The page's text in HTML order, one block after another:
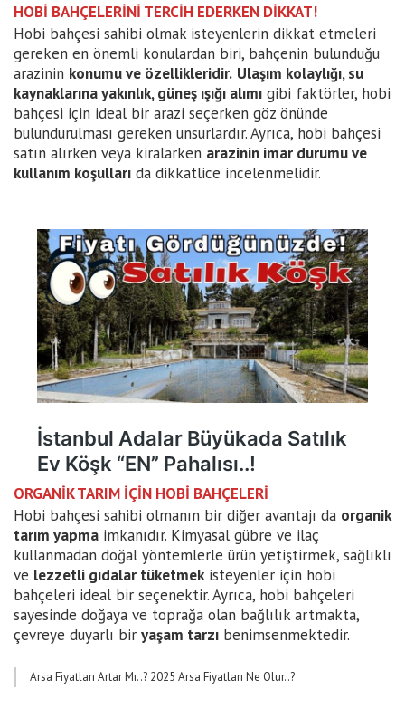
HOBİ BAHÇELERİNİ TERCİH EDERKEN DİKKAT!
Hobi bahçesi sahibi olmak isteyenlerin dikkat etmeleri
gereken en önemli konulardan biri, bahçenin bulunduğu
arazinin konumu ve özellikleridir. Ulaşım kolaylığı, su
kaynaklarına yakınlık, güneş ışığı alımı gibi faktörler, hobi
bahçesi için ideal bir arazi seçerken göz önünde
bulundurulması gereken unsurlardır. Ayrıca, hobi bahçesi
satın alırken veya kiralarken arazinin imar durumu ve
kullanım koşulları da dikkatlice incelenmelidir.
ORGANİK TARIM İÇİN HOBİ BAHÇELERİ
Hobi bahçesi sahibi olmanın bir diğer avantajı da organik
tarım yapma imkanıdır. Kimyasal gübre ve ilaç
kullanmadan doğal yöntemlerle ürün yetiştirmek, sağlıklı
ve lezzetli gıdalar tüketmekisteyenler için hobi
bahçeleri ideal bir seçenektir. Ayrıca, hobi bahçeleri
sayesinde doğaya ve toprağa olan bağlılık artmakta,
çevreye duyarlı bir yaşam tarzı benimsenmektedir.
Arsa Fiyatları Artar Mı..? 2025 Arsa Fiyatları Ne Olur..?